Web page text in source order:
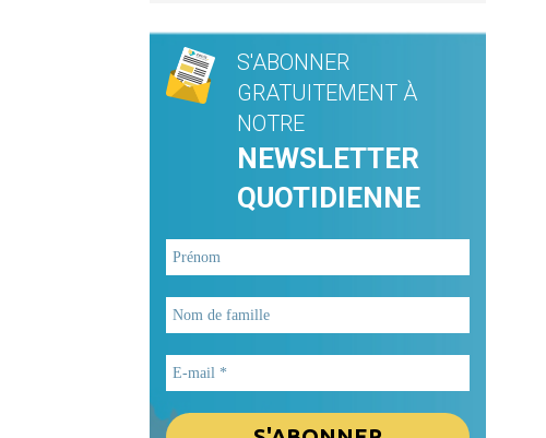
S'ABONNER
GRATUITEMENT À
NOTRE
NEWSLETTER
QUOTIDIENNE